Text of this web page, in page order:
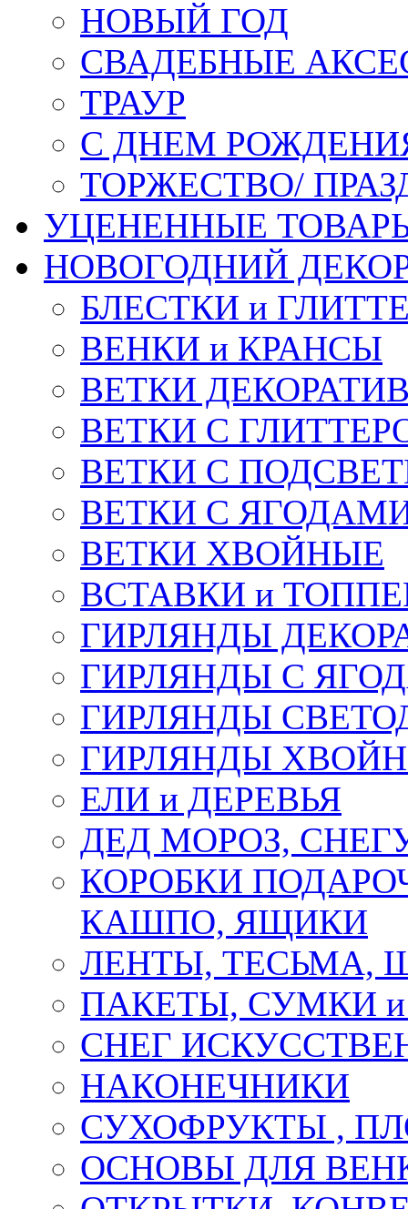
НОВЫЙ ГОД
СВАДЕБНЫЕ
ТРАУР
С ДНЕМ
ТОРЖЕСТВО/
УЦЕНЕННЫЕ
НОВОГОДНИЙ
БЛЕСТКИ и
ВЕНКИ и КРАНСЫ
ВЕТКИ
ВЕТКИ С
ВЕТКИ С
ВЕТКИ С
ВЕТКИ ХВОЙНЫЕ
ВСТАВКИ и
ГИРЛЯНДЫ
ГИРЛЯНДЫ С
ГИРЛЯНДЫ
ГИРЛЯНДЫ
ЕЛИ и ДЕРЕВЬЯ
ДЕД МОРОЗ,
КОРОБКИ
КАШПО, ЯЩИКИ
ЛЕНТЫ, ТЕСЬМА,
ПАКЕТЫ, СУМКИ
СНЕГ
НАКОНЕЧНИКИ
СУХОФРУКТЫ ,
ОСНОВЫ ДЛЯ